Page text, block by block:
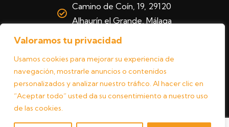
Valoramos tu privacidad
Usamos cookies para mejorar su experiencia de
navegación, mostrarle anuncios o contenidos
personalizados y analizar nuestro tráfico. Al hacer clic en
“Aceptar todo” usted da su consentimiento a nuestro uso
de las cookies.
Camino de Coín, 19, 29120
Alhaurín el Grande, Málaga